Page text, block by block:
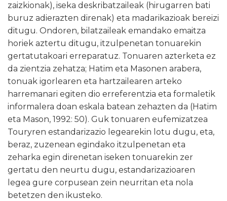
zaizkionak), iseka deskribatzaileak (hirugarren bati
buruz adierazten direnak) eta madarikazioak bereizi
ditugu. Ondoren, bilatzaileak emandako emaitza
horiek aztertu ditugu, itzulpenetan tonuarekin
gertatutakoari erreparatuz. Tonuaren azterketa ez
da zientzia zehatza; Hatim eta Masonen arabera,
tonuak igorlearen eta hartzailearen arteko
harremanari egiten dio erreferentzia eta formaletik
informalera doan eskala batean zehazten da (Hatim
eta Mason, 1992: 50). Guk tonuaren eufemizatzea
Touryren estandarizazio legearekin lotu dugu, eta,
beraz, zuzenean egindako itzulpenetan eta
zeharka egin direnetan iseken tonuarekin zer
gertatu den neurtu dugu, estandarizazioaren
legea gure corpusean zein neurritan eta nola
betetzen den ikusteko.